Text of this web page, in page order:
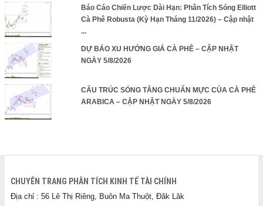
Báo Cáo Chiến Lược Dài Hạn: Phân Tích Sóng Elliott
Cà Phê Robusta (Kỳ Hạn Tháng 11/2026) – Cập nhật
...
DỰ BÁO XU HƯỚNG GIÁ CÀ PHÊ – CẬP NHẬT
NGÀY 5/8/2026
CẤU TRÚC SÓNG TĂNG CHUẨN MỰC CỦA CÀ PHÊ
ARABICA – CẬP NHẬT NGÀY 5/8/2026
CHUYÊN TRANG PHÂN TÍCH KINH TẾ TÀI CHÍNH
Địa chỉ : 56 Lê Thị Riêng, Buôn Ma Thuột, Đăk Lăk